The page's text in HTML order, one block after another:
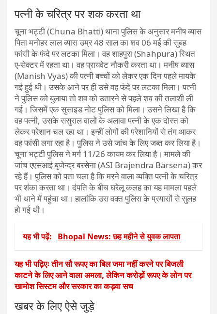
पत्नी के चरित्र पर शक करता था
चूना भट्टी (Chuna Bhatti) थाना पुलिस के अनुसार मनीष व्यास
पिता मनोहर लाल व्यास उम्र 48 साल का शव 06 मई की सुबह
फांसी के फंदे पर लटका मिला। वह शाहपुरा (Shahpura) स्थित
ए-सेक्टर में रहता था। वह प्रायवेट नौकरी करता था। मनीष व्यास
(Manish Vyas) की पत्नी बच्चों को लेकर एक दिन पहले मायके
गई हुई थी। उसके आने पर ही उसे वह फंदे पर लटका मिला। पत्नी
ने पुलिस को बुलाया तो शव को उतारने से पहले शव की तलाशी ली
गई। जिसमें एक सुसाइड नोट पुलिस को मिला। उसने लिखा है कि
वह पत्नी, उसके ससुराल वालों के अलावा पत्नी के एक दोस्त को
लेकर परेशान चल रहा था। इन्हीं लोगों की परेशानियों से तंग आकर
वह फांसी लगा रहा है। पुलिस ने उसे जांच के लिए जब्त कर लिया है।
चूना भट्टी पुलिस ने मर्ग 11/26 कायम कर लिया है। मामले की
जांच एएसआई बृजेन्द्र बरसेना (ASI Brajendra Barsena) कर
रहे हैं। पुलिस को पता चला है कि मरने वाला व्यक्ति पत्नी के चरित्र
पर शंका करता था। दंपति के बीच घरेलू कलह का यह मामला पहले
भी थाने में पहुंचा था। हालांकि उस वक्त पुलिस के प्रयासों से सुलह
हो गई थी।
यह भी पढ़ें: Bhopal News: छह महीने से युवक लापता
यह भी पढ़िएः तीन सौ रूपए का बिल जमा नहीं करने पर बिजली
काटने के लिए आने वाला अमला, लेकिन करोड़ों रूपए के लोन पर
खामोश सिस्टम और सरकार का कड़वा सच
खबर के लिए ऐसे जुड़े